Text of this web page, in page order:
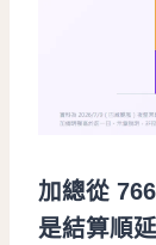
加總從
是結算順